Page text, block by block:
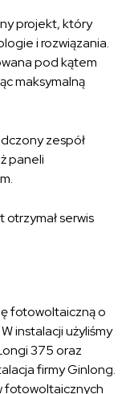
projekt, który
i rozwiązania.
pod kątem
maksymalną
zespół
paneli
serwis
fotowoltaiczną o
instalacji użyliśmy
375 oraz
firmy Ginlong.
fotowoltaicznych